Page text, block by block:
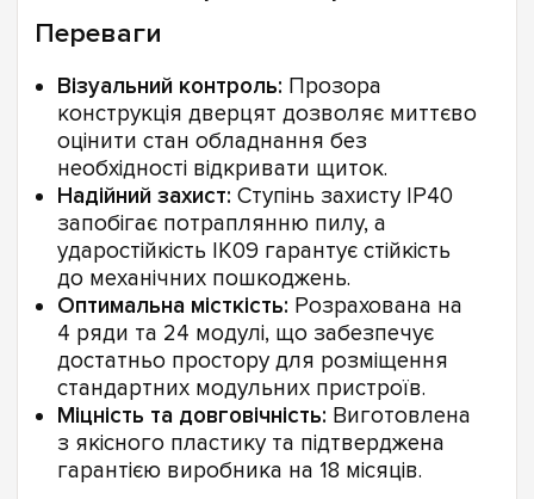
Переваги
Візуальний контроль: Прозора
конструкція дверцят дозволяє миттєво
оцінити стан обладнання без
необхідності відкривати щиток.
Надійний захист: Ступінь захисту IP40
запобігає потраплянню пилу, а
ударостійкість IK09 гарантує стійкість
до механічних пошкоджень.
Оптимальна місткість: Розрахована на
4 ряди та 24 модулі, що забезпечує
достатньо простору для розміщення
стандартних модульних пристроїв.
Міцність та довговічність: Виготовлена
з якісного пластику та підтверджена
гарантією виробника на 18 місяців.